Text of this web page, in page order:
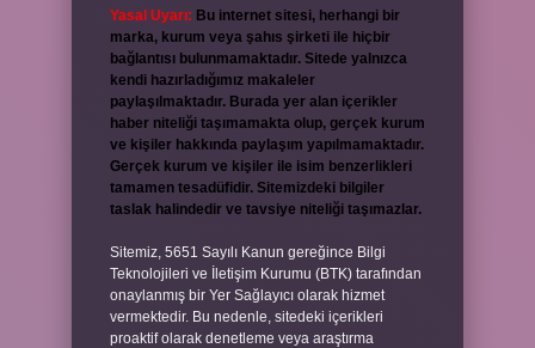
Yasal Uyarı: Bu internet sitesi, herhangi bir
marka, kurum veya şahıs şirketi ile hiçbir
bağlantısı bulunmamaktadır. Sitede yalnızca
kendi hazırladığımız makaleler
paylaşılmaktadır. Burada yer alan içerikler
haber niteliği taşımamakta olup, gerçek kurum
ve kişiler hakkında paylaşım yapılmamaktadır.
Gerçek kurum ve kişiler ile isim benzerlikleri
tamamen tesadüfidir. Sitemizdeki bilgiler
taslak halindedir ve tavsiye niteliği taşımazlar.
Sitemiz, 5651 Sayılı Kanun gereğince Bilgi
Teknolojileri ve İletişim Kurumu (BTK) tarafından
onaylanmış bir Yer Sağlayıcı olarak hizmet
vermektedir. Bu nedenle, sitedeki içerikleri
proaktif olarak denetleme veya araştırma